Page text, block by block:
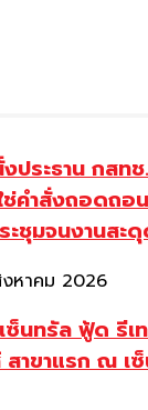
ประธาน กสท
ช่คำสั่งถอดถอ
ะชุมจนงานสะ
หาคม 2026
ซ็นทรัล ฟู้ด รีเ
าขาแรก ณ เ